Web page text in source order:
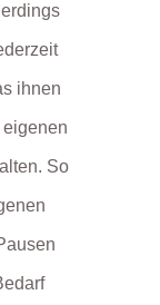
ihnen
So